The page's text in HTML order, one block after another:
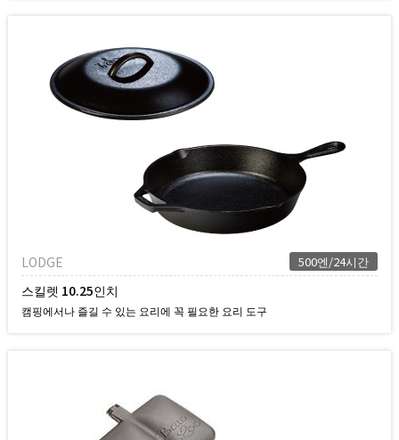
LODGE 500엔/24시간
스킬렛 10.25인치
캠핑에서나 즐길 수 있는 요리에 꼭 필요한 요리 도구